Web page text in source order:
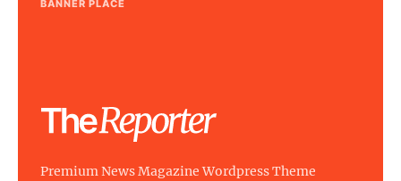
BANNER PLACE
Premium News Magazine Wordpress Theme